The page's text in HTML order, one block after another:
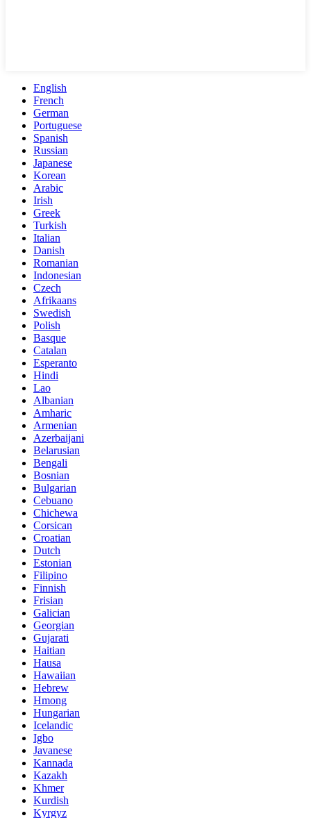
English
French
German
Portuguese
Spanish
Russian
Japanese
Korean
Arabic
Irish
Greek
Turkish
Italian
Danish
Romanian
Indonesian
Czech
Afrikaans
Swedish
Polish
Basque
Catalan
Esperanto
Hindi
Lao
Albanian
Amharic
Armenian
Azerbaijani
Belarusian
Bengali
Bosnian
Bulgarian
Cebuano
Chichewa
Corsican
Croatian
Dutch
Estonian
Filipino
Finnish
Frisian
Galician
Georgian
Gujarati
Haitian
Hausa
Hawaiian
Hebrew
Hmong
Hungarian
Icelandic
Igbo
Javanese
Kannada
Kazakh
Khmer
Kurdish
Kyrgyz